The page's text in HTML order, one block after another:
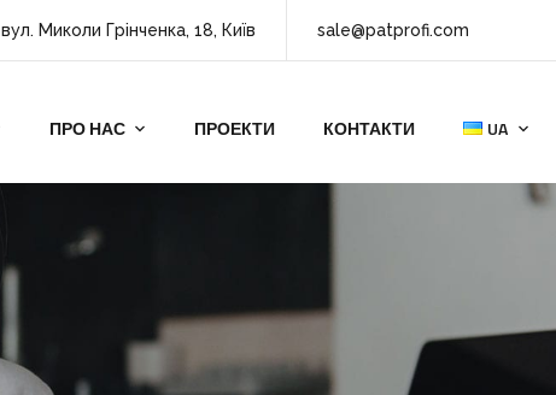
вул. Миколи Грінченка, 18, Київ sale@patprofi.com
ПРО НАС ПРОЕКТИ КОНТАКТИ UA